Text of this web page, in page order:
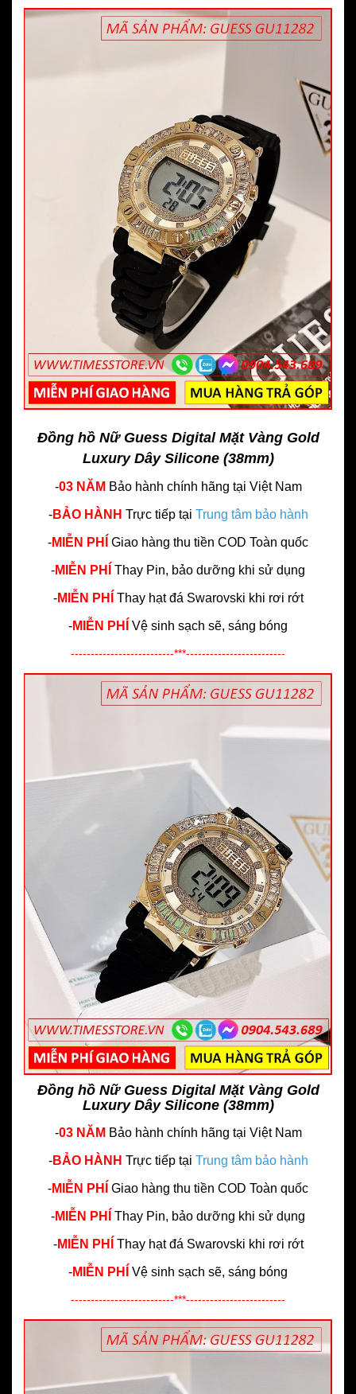
Đồng hồ Nữ Guess Digital Mặt Vàng Gold
Luxury Dây Silicone (38mm)
-03 NĂM Bảo hành chính hãng tại Việt Nam
-BẢO HÀNH Trực tiếp tại Trung tâm bảo hành
-MIỄN PHÍ Giao hàng thu tiền COD Toàn quốc
-MIỄN PHÍ Thay Pin, bảo dưỡng khi sử dụng
-MIỄN PHÍ Thay hạt đá Swarovski khi rơi rớt
-MIỄN PHÍ Vệ sinh sạch sẽ, sáng bóng
--------------------------***-------------------------
Đồng hồ Nữ Guess Digital Mặt Vàng Gold
Luxury Dây Silicone (38mm)
-03 NĂM Bảo hành chính hãng tại Việt Nam
-BẢO HÀNH Trực tiếp tại Trung tâm bảo hành
-MIỄN PHÍ Giao hàng thu tiền COD Toàn quốc
-MIỄN PHÍ Thay Pin, bảo dưỡng khi sử dụng
-MIỄN PHÍ Thay hạt đá Swarovski khi rơi rớt
-MIỄN PHÍ Vệ sinh sạch sẽ, sáng bóng
--------------------------***-------------------------